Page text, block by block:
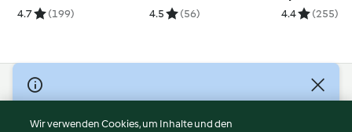
4.7 (199) 4.5 (56) 4.4 (255)
© Copyright 2026
Nutzungsbedingungen
Wir verwenden Cookies, um Inhalte und den